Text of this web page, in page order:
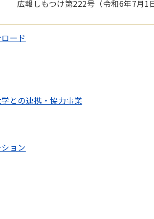
広報しもつけ第222号（令和6年7月1
ード
との連携・協力事業
ョン